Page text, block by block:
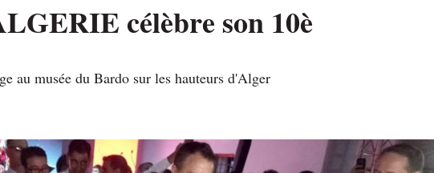
célèbre son 10è
au musée du Bardo sur les hauteurs d'Alger